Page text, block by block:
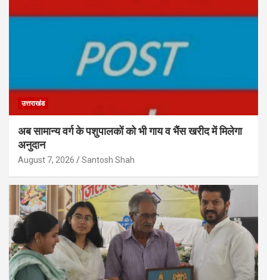
उत्तराखंड
अब सामान्य वर्ग के पशुपालकों को भी गाय व भैंस खरीद में मिलेगा
अनुदान
August 7, 2026 Santosh Shah